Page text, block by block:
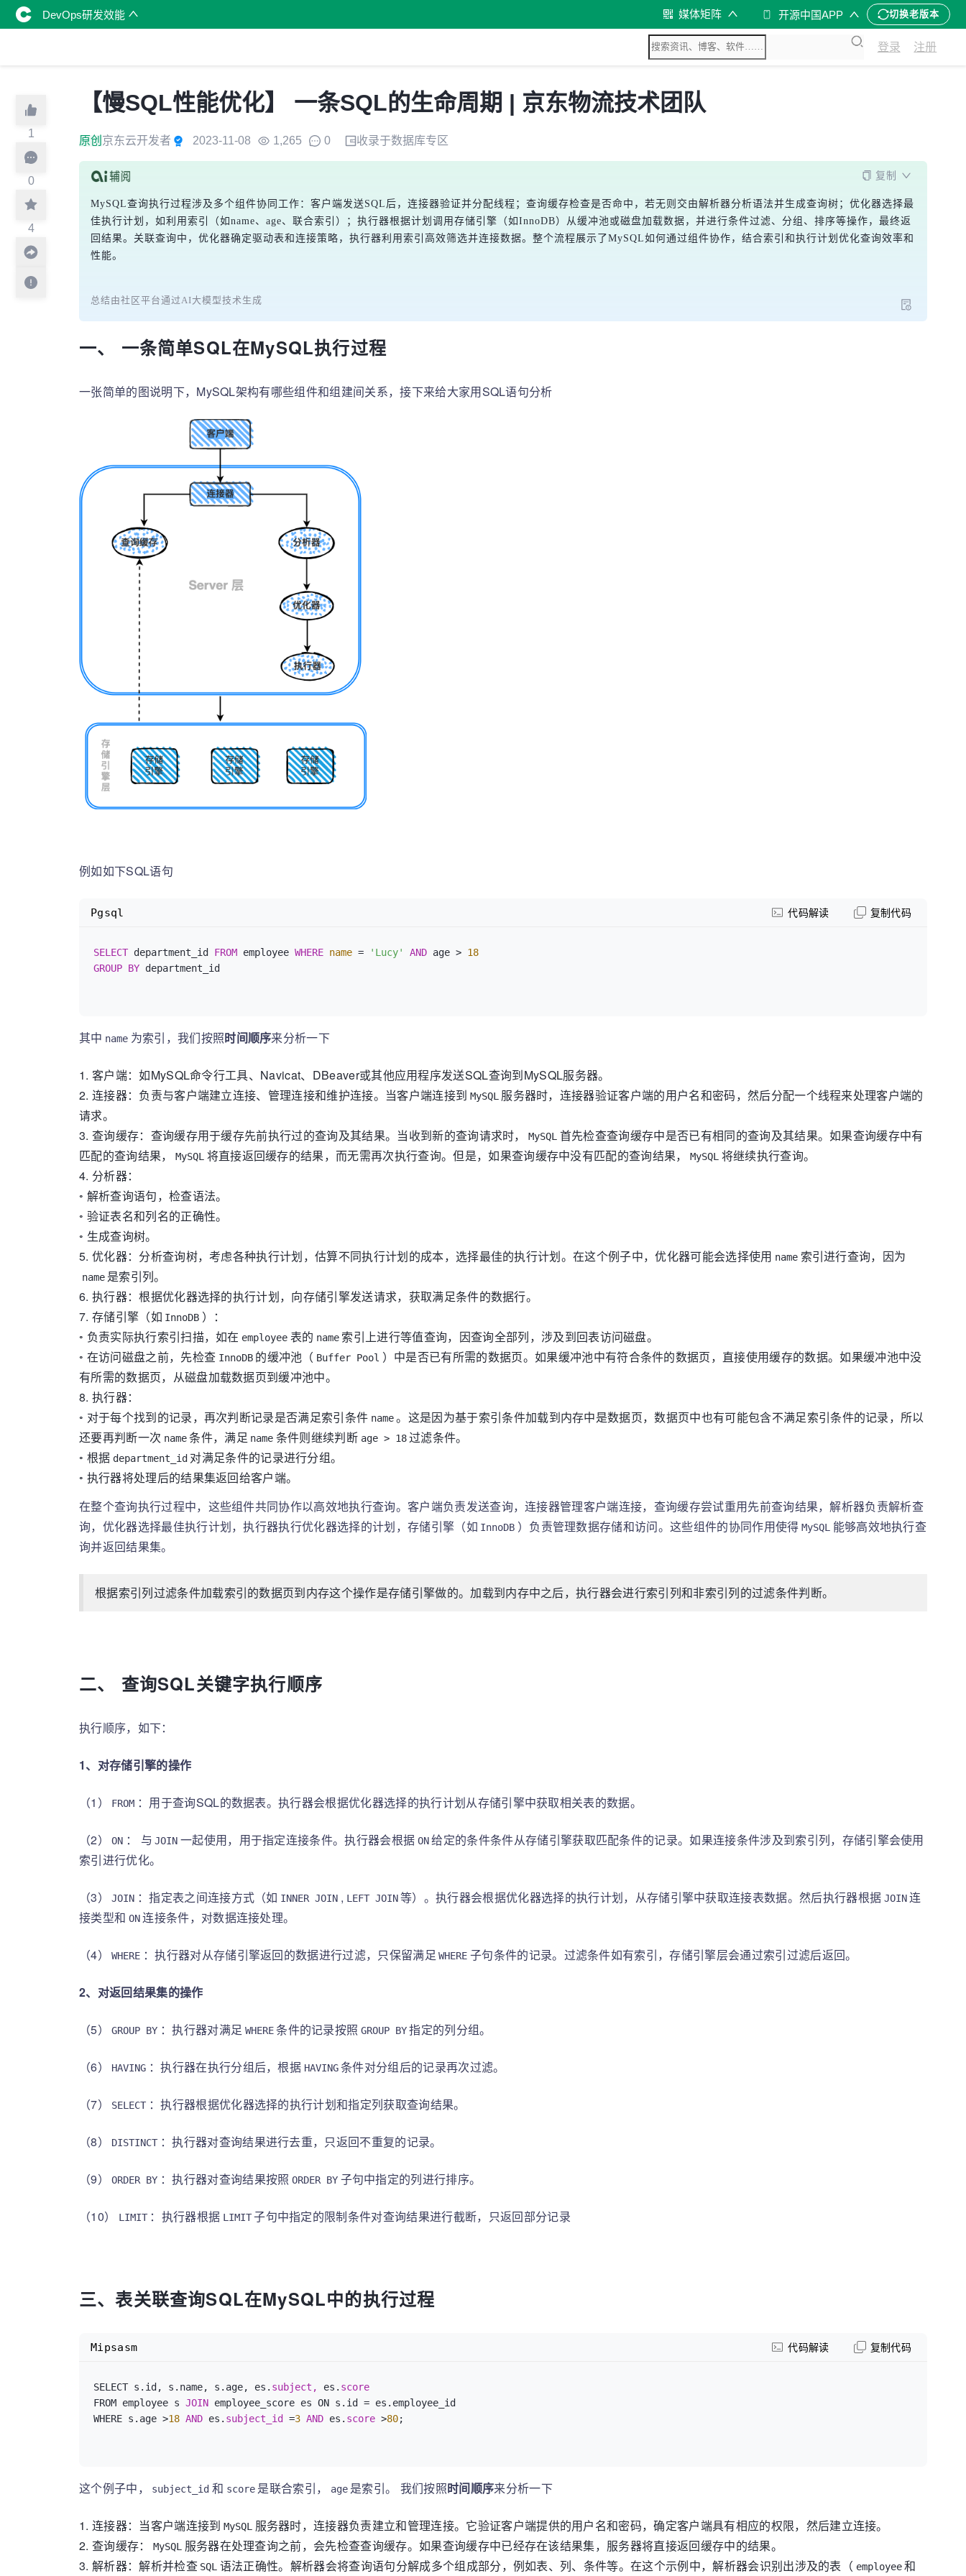
DevOps研发效能 媒体矩阵 开源中国APP 切换老版本
登录 注册
1
0
4
【慢SQL性能优化】 一条SQL的生命周期 | 京东物流技术团队
原创 京东云开发者 2023-11-08 1,265 0 收录于数据库专区
复制
MySQL查询执行过程涉及多个组件协同工作：客户端发送SQL后，连接器验证并分配线程；查询缓存检查是否命中，若无则交由解析器分析语法并生成查询树；优化器选择最
佳执行计划，如利用索引（如name、age、联合索引）；执行器根据计划调用存储引擎（如InnoDB）从缓冲池或磁盘加载数据，并进行条件过滤、分组、排序等操作，最终返
回结果。关联查询中，优化器确定驱动表和连接策略，执行器利用索引高效筛选并连接数据。整个流程展示了MySQL如何通过组件协作，结合索引和执行计划优化查询效率和
性能。
总结由社区平台通过AI大模型技术生成
一、 一条简单SQL在MySQL执行过程
一张简单的图说明下，MySQL架构有哪些组件和组建间关系，接下来给大家用SQL语句分析
例如如下SQL语句
SELECT department_id FROM employee WHERE name = 'Lucy' AND age > 18
GROUP BY department_id
Pgsql 代码解读 复制代码
其中 name 为索引，我们按照时间顺序来分析一下
1. 客户端：如MySQL命令行工具、Navicat、DBeaver或其他应用程序发送SQL查询到MySQL服务器。
2. 连接器：负责与客户端建立连接、管理连接和维护连接。当客户端连接到 MySQL 服务器时，连接器验证客户端的用户名和密码，然后分配一个线程来处理客户端的
请求。
3. 查询缓存：查询缓存用于缓存先前执行过的查询及其结果。当收到新的查询请求时， MySQL 首先检查查询缓存中是否已有相同的查询及其结果。如果查询缓存中有
匹配的查询结果，
MySQL 将直接返回缓存的结果，而无需再次执行查询。但是，如果查询缓存中没有匹配的查询结果， MySQL 将继续执行查询。
4. 分析器：
◦ 解析查询语句，检查语法。
◦ 验证表名和列名的正确性。
◦ 生成查询树。
5. 优化器：分析查询树，考虑各种执行计划，估算不同执行计划的成本，选择最佳的执行计划。在这个例子中，优化器可能会选择使用 name 索引进行查询，因为
name 是索引列。
6. 执行器：根据优化器选择的执行计划，向存储引擎发送请求，获取满足条件的数据行。
7. 存储引擎（如 InnoDB ）：
◦ 负责实际执行索引扫描，如在 employee 表的 name 索引上进行等值查询，因查询全部列，涉及到回表访问磁盘。
◦ 在访问磁盘之前，先检查 InnoDB 的缓冲池（ Buffer Pool ）中是否已有所需的数据页。如果缓冲池中有符合条件的数据页，直接使用缓存的数据。如果缓冲池中没
有所需的数据页，从磁盘加载数据页到缓冲池中。
8. 执行器：
◦ 对于每个找到的记录，再次判断记录是否满足索引条件 name 。这是因为基于索引条件加载到内存中是数据页，数据页中也有可能包含不满足索引条件的记录，所以
还要再判断一次 name 条件，满足 name 条件则继续判断 age > 18 过滤条件。
◦ 根据 department_id 对满足条件的记录进行分组。
◦ 执行器将处理后的结果集返回给客户端。
在整个查询执行过程中，这些组件共同协作以高效地执行查询。客户端负责发送查询，连接器管理客户端连接，查询缓存尝试重用先前查询结果，解析器负责解析查
询，优化器选择最佳执行计划，执行器执行优化器选择的计划，存储引擎（如 InnoDB ）负责管理数据存储和访问。这些组件的协同作用使得 MySQL 能够高效地执行查
询并返回结果集。
根据索引列过滤条件加载索引的数据页到内存这个操作是存储引擎做的。加载到内存中之后，执行器会进行索引列和非索引列的过滤条件判断。
二、 查询SQL关键字执行顺序
执行顺序，如下：
1、对存储引擎的操作
（1） FROM ：用于查询SQL的数据表。执行器会根据优化器选择的执行计划从存储引擎中获取相关表的数据。
（2） ON ： 与 JOIN 一起使用，用于指定连接条件。执行器会根据 ON 给定的条件条件从存储引擎获取匹配条件的记录。如果连接条件涉及到索引列，存储引擎会使用
索引进行优化。
（3） JOIN ：指定表之间连接方式（如 INNER JOIN , LEFT JOIN 等）。执行器会根据优化器选择的执行计划，从存储引擎中获取连接表数据。然后执行器根据 JOIN 连
接类型和 ON 连接条件，对数据连接处理。
（4） WHERE ：执行器对从存储引擎返回的数据进行过滤，只保留满足 WHERE 子句条件的记录。过滤条件如有索引，存储引擎层会通过索引过滤后返回。
2、对返回结果集的操作
（5） GROUP BY ：执行器对满足 WHERE 条件的记录按照 GROUP BY 指定的列分组。
（6） HAVING ：执行器在执行分组后，根据 HAVING 条件对分组后的记录再次过滤。
（7） SELECT ：执行器根据优化器选择的执行计划和指定列获取查询结果。
（8） DISTINCT ：执行器对查询结果进行去重，只返回不重复的记录。
（9） ORDER BY ：执行器对查询结果按照 ORDER BY 子句中指定的列进行排序。
（10） LIMIT ：执行器根据 LIMIT 子句中指定的限制条件对查询结果进行截断，只返回部分记录
三、表关联查询SQL在MySQL中的执行过程
SELECT s.id, s.name, s.age, es. subject, es. score
FROM employee s JOIN employee_score es ON s.id = es.employee_id
WHERE s.age >18 AND es. subject_id =3 AND es. score >80;
Mipsasm 代码解读 复制代码
这个例子中， subject_id 和 score 是联合索引， age 是索引。 我们按照时间顺序来分析一下
1. 连接器：当客户端连接到 MySQL 服务器时，连接器负责建立和管理连接。它验证客户端提供的用户名和密码，确定客户端具有相应的权限，然后建立连接。
2. 查询缓存： MySQL 服务器在处理查询之前，会先检查查询缓存。如果查询缓存中已经存在该结果集，服务器将直接返回缓存中的结果。
3. 解析器：解析并检查 SQL 语法正确性。解析器会将查询语句分解成多个组成部分，例如表、列、条件等。在这个示例中，解析器会识别出涉及的表（ employee 和